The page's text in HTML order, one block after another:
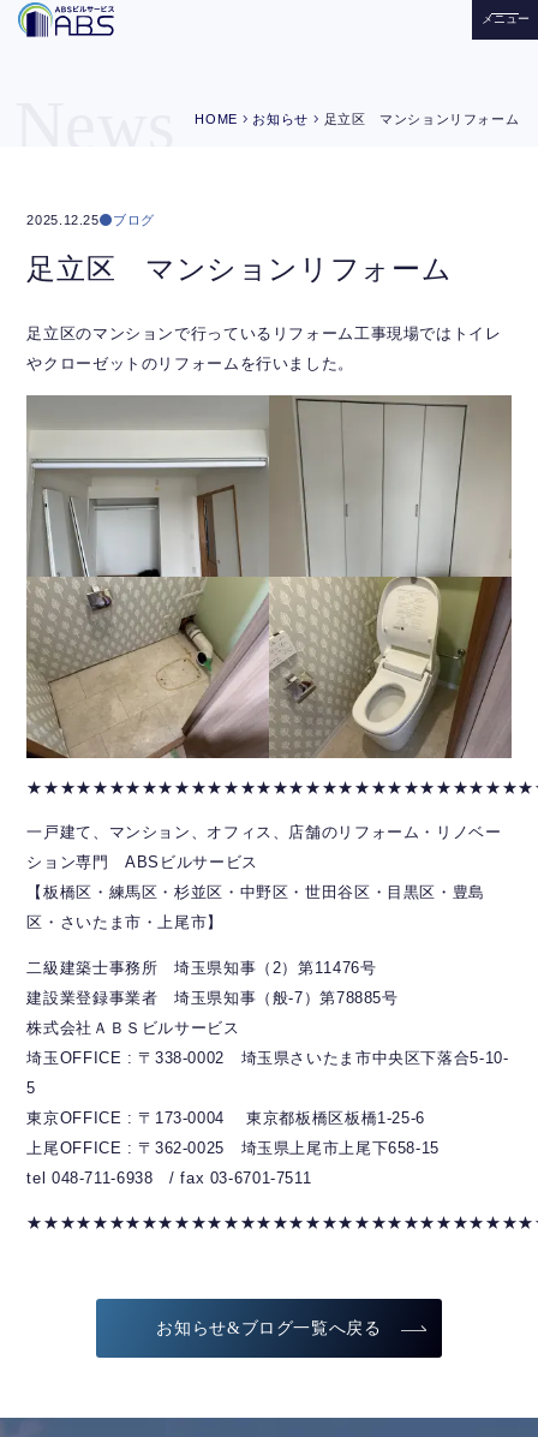
メニュー
HOME chevron_right お知らせ chevron_right 足立区 マンションリフォーム
2025.12.25 ブログ
足立区 マンションリフォーム
足立区のマンションで行っているリフォーム工事現場ではトイレ
やクローゼットのリフォームを行いました。
一戸建て、マンション、オフィス、店舗のリフォーム・リノベー
ション専門 ABSビルサービス
【板橋区・練馬区・杉並区・中野区・世田谷区・目黒区・豊島
区・さいたま市・上尾市】
二級建築士事務所 埼玉県知事（2）第11476号
建設業登録事業者 埼玉県知事（般-7）第78885号
株式会社ＡＢＳビルサービス
埼玉OFFICE : 〒338-0002 埼玉県さいたま市中央区下落合5-10-
5
東京OFFICE : 〒173-0004 東京都板橋区板橋1-25-6
上尾OFFICE : 〒362-0025 埼玉県上尾市上尾下658-15
tel 048-711-6938 / fax 03-6701-7511
お知らせ&ブログ一覧へ戻る